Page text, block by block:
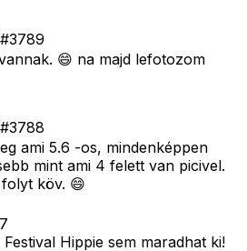
#3789
😄 na majd lefotozom
#3788
ami 5.6 -os, mindenképpen
mint ami 4 felett van picivel.
köv. 😄
Hippie sem maradhat ki!